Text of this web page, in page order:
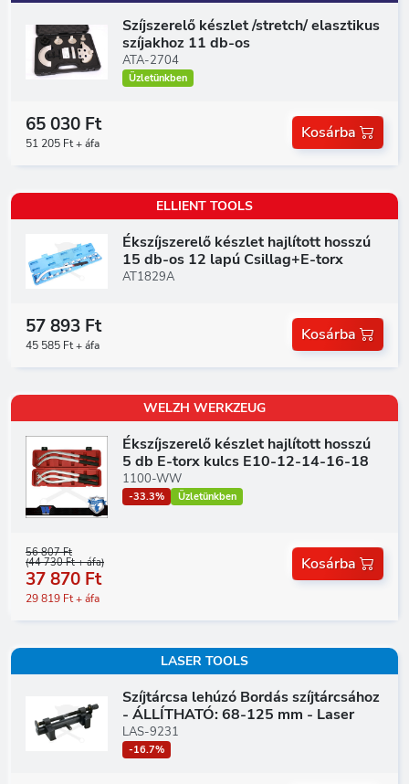
Szíjszerelő készlet /stretch/ elasztikus
szíjakhoz 11 db-os
ATA-2704
Üzletünkben
65 030 Ft
51 205 Ft + áfa
Kosárba
ELLIENT TOOLS
Ékszíjszerelő készlet hajlított hosszú
15 db-os 12 lapú Csillag+E-torx
AT1829A
57 893 Ft
45 585 Ft + áfa
Kosárba
WELZH WERKZEUG
Ékszíjszerelő készlet hajlított hosszú
5 db E-torx kulcs E10-12-14-16-18
1100-WW
-33.3% Üzletünkben
56 807 Ft
(44 730 Ft + áfa)
37 870 Ft
29 819 Ft + áfa
Kosárba
LASER TOOLS
Szíjtárcsa lehúzó Bordás szíjtárcsához
- ÁLLÍTHATÓ: 68-125 mm - Laser
LAS-9231
-16.7%